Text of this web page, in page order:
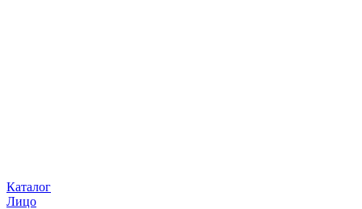
Каталог
Лицо